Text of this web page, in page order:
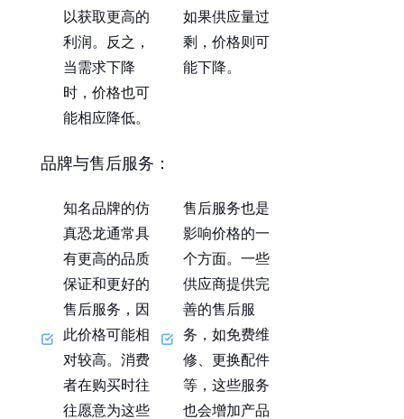
以获取更高的
利润。反之，
当需求下降
时，价格也可
能相应降低。
如果供应量过
剩，价格则可
能下降。
品牌与售后服务 ：
知名品牌的仿
真恐龙通常具
有更高的品质
保证和更好的
售后服务，因
此价格可能相
对较高。消费
者在购买时往
往愿意为这些
售后服务也是
影响价格的一
个方面。一些
供应商提供完
善的售后服
务，如免费维
修、更换配件
等，这些服务
也会增加产品